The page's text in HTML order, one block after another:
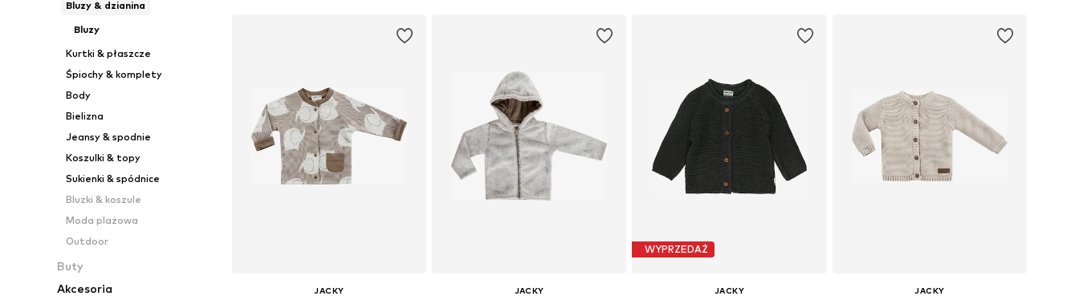
Bluzy & dzianina
Bluzy
Kurtki & płaszcze
Śpiochy & komplety
Body
Bielizna
Jeansy & spodnie
Koszulki & topy
Sukienki & spódnice
Bluzki & koszule
Moda plażowa
Outdoor
Buty
Akcesoria
JACKY
JACKY
WYPRZEDAŻ
JACKY
JACKY